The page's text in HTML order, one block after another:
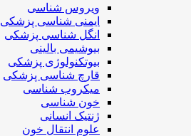
ویروس شناسی
ایمنی شناسی پزشكی
انگل شناسی پزشکی
بیوشیمی بالینی
بیوتکنولوژی پزشکی
قارچ شناسی پزشکی
ميكروب شناسی
خون شناسی
ژنتیک انسانی
علوم انتقال خون